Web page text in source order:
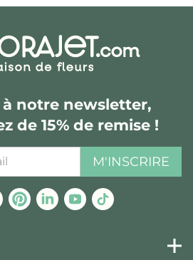
à notre newsletter,
de 15% de remise !
M'INSCRIRE